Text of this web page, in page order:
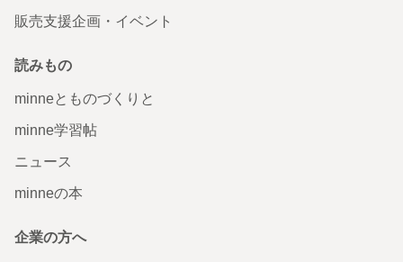
販売支援企画・イベント
読みもの
minneとものづくりと
minne学習帖
ニュース
minneの本
企業の方へ